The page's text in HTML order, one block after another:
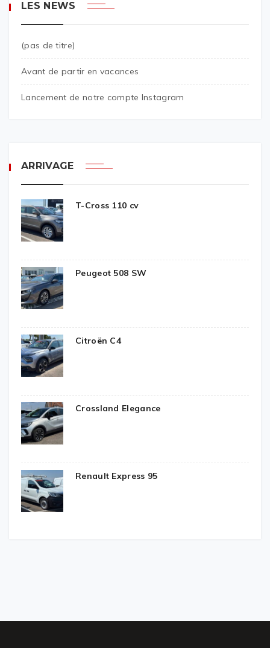
LES NEWS
(pas de titre)
Avant de partir en vacances
Lancement de notre compte Instagram
ARRIVAGE
T-Cross 110 cv
Peugeot 508 SW
Citroën C4
Crossland Elegance
Renault Express 95